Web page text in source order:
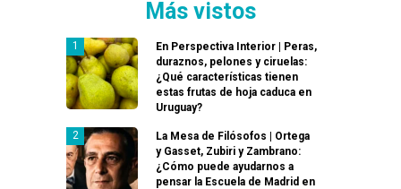
Más vistos
En Perspectiva Interior | Peras,
duraznos, pelones y ciruelas:
¿Qué características tienen
estas frutas de hoja caduca en
Uruguay?
La Mesa de Filósofos | Ortega
y Gasset, Zubiri y Zambrano:
¿Cómo puede ayudarnos a
pensar la Escuela de Madrid en